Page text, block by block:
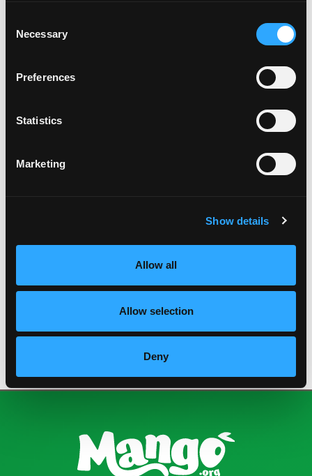
Selection
Necessary
Preferences
Statistics
Marketing
Show details
Allow all
Allow selection
Deny
enero 2022
abril 2021
enero 2021
agosto 2020
abril 2019
junio 2018